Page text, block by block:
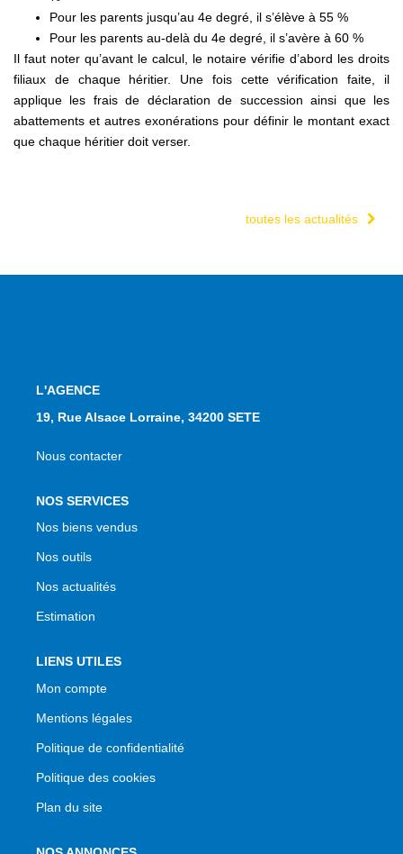
Pour les parents jusqu’au 4e degré, il s’élève à 55 %
Pour les parents au-delà du 4e degré, il s’avère à 60 %
Il faut noter qu’avant le calcul, le notaire vérifie d’abord les droits
filiaux de chaque héritier. Une fois cette vérification faite, il
applique les frais de déclaration de succession ainsi que les
abattements et autres exonérations pour définir le montant exact
que chaque héritier doit verser.
toutes les actualités
L'AGENCE
19, Rue Alsace Lorraine, 34200 SETE
Nous contacter
NOS SERVICES
Nos biens vendus
Nos outils
Nos actualités
Estimation
LIENS UTILES
Mon compte
Mentions légales
Politique de confidentialité
Politique des cookies
Plan du site